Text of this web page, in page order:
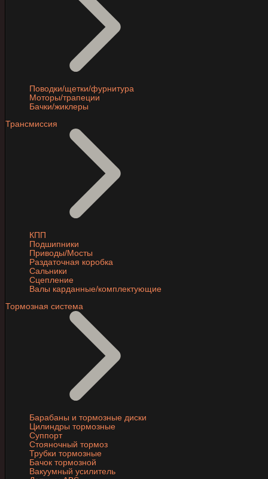
Поводки/щетки/фурнитура
Моторы/трапеции
Бачки/жиклеры
Трансмиссия
КПП
Подшипники
Приводы/Мосты
Раздаточная коробка
Сальники
Сцепление
Валы карданные/комплектующие
Тормозная система
Барабаны и тормозные диски
Цилиндры тормозные
Суппорт
Стояночный тормоз
Трубки тормозные
Бачок тормозной
Вакуумный усилитель